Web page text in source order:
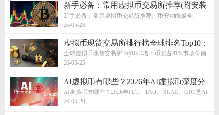
新手必备：常用虚拟币交易所推荐(附安装
注册图文教程)
新手必备：常用虚拟币交易所推荐。币安功能最全、
OKX中文友好、Gate.io新币多、Coinba...
26-05-28
虚拟币现货交易所排行榜全球排名Top10：
虚拟货币交易所盘点
全球虚拟币现货交易所Top10排名：币安占41%市场份额
稳居第一，OKX占16%排名第二，Bybi...
26-05-25
AI虚拟币有哪些？2026年AI虚拟币深度分
析
AI虚拟币有哪些？2026年FET、TAO、NEAR、GRT是AI
加密货币四大核心代币。本文解析AI虚拟...
26-05-20